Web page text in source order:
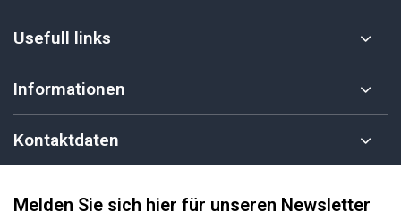
Usefull links
Informationen
Kontaktdaten
Melden Sie sich hier für unseren Newsletter